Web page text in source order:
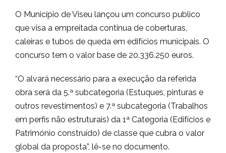
O Município de Viseu lançou um concurso publico
que visa a empreitada continua de coberturas,
caleiras e tubos de queda em edifícios municipais. O
concurso tem o valor base de 20.336.250 euros.
“O alvará necessário para a execução da referida
obra será da 5.ª subcategoria (Estuques, pinturas e
outros revestimentos) e 7.ª subcategoria (Trabalhos
em perfis não estruturais) da 1ª Categoria (Edifícios e
Património construído) de classe que cubra o valor
global da proposta”, lê-se no documento.